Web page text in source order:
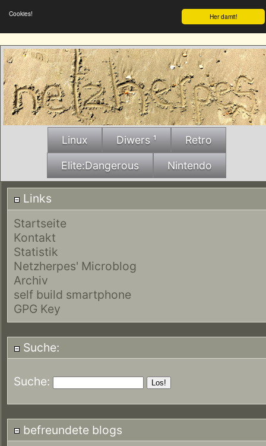
Her damit!
Cookies!
Linux Diwers ¹ Retro
Elite:Dangerous Nintendo
Links
Startseite
Kontakt
Statistik
Netzherpes' Microblog
Archiv
self build smartphone
GPG Key
Suche:
Suche:
befreundete blogs